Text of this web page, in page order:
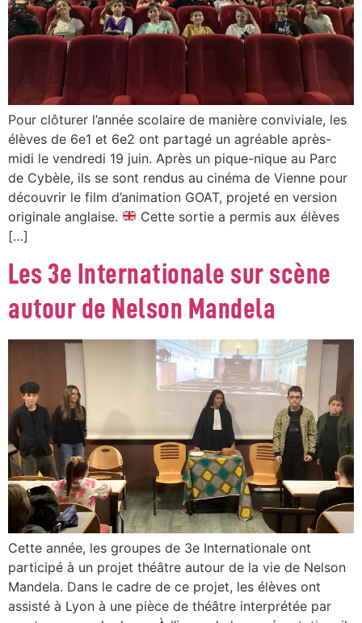
Pour clôturer l’année scolaire de manière conviviale, les
élèves de 6e1 et 6e2 ont partagé un agréable après-
midi le vendredi 19 juin. Après un pique-nique au Parc
de Cybèle, ils se sont rendus au cinéma de Vienne pour
découvrir le film d’animation GOAT, projeté en version
originale anglaise.
Cette sortie a permis aux élèves
[…]
Les 3e Internationale sur scène
autour de Nelson Mandela
Cette année, les groupes de 3e Internationale ont
participé à un projet théâtre autour de la vie de Nelson
Mandela. Dans le cadre de ce projet, les élèves ont
assisté à Lyon à une pièce de théâtre interprétée par